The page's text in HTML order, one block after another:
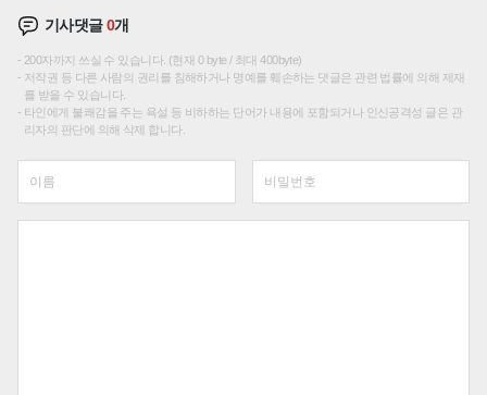
기사댓글0개
200자까지 쓰실 수 있습니다. (현재 0 byte / 최대 400byte)
저작권 등 다른 사람의 권리를 침해하거나 명예를 훼손하는 댓글은 관련 법률에 의해 제재
를 받을 수 있습니다.
타인에게 불쾌감을 주는 욕설 등 비하하는 단어가 내용에 포함되거나 인신공격성 글은 관
리자의 판단에 의해 삭제 합니다.